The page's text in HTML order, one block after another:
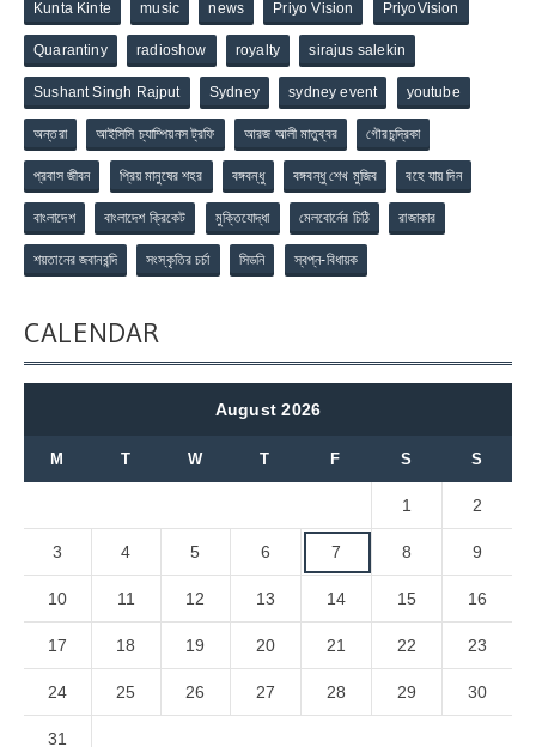
Kunta Kinte music news Priyo Vision PriyoVision
Quarantiny radioshow royalty sirajus salekin
Sushant Singh Rajput Sydney sydney event youtube
অন্তরা আইসিসি চ্যাম্পিয়নস ট্রফি আরজ আলী মাতুব্বর গৌরচন্দ্রিকা
প্রবাস জীবন প্রিয় মানুষের শহর বঙ্গবন্ধু বঙ্গবন্ধু শেখ মুজিব বহে যায় দিন
বাংলাদেশ বাংলাদেশ ক্রিকেট মুক্তিযোদ্ধা মেলবোর্নের চিঠি রাজাকার
শয়তানের জবানবন্দি সংস্কৃতির চর্চা সিডনি স্বপ্ন-বিধায়ক
CALENDAR
August 2026
M T W T F S S
1 2
3 4 5 6 7 8 9
10 11 12 13 14 15 16
17 18 19 20 21 22 23
24 25 26 27 28 29 30
31